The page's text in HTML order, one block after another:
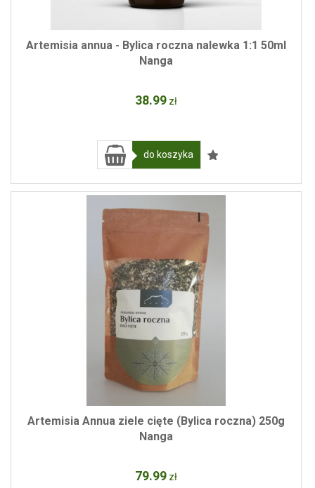
Artemisia annua - Bylica roczna nalewka 1:1 50ml
Nanga
38.99 zł
do koszyka
Artemisia Annua ziele cięte (Bylica roczna) 250g
Nanga
79.99 zł